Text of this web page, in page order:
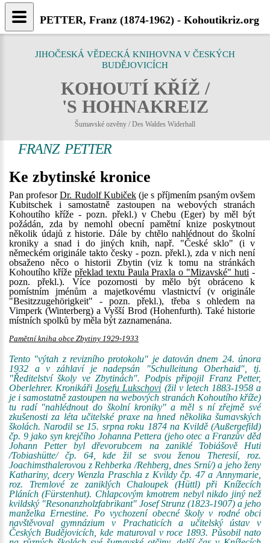
JIHOČESKÁ VĚDECKÁ KNIHOVNA V ČESKÝCH
BUDĚJOVICÍCH
KOHOUTÍ KŘÍŽ /
'S HOHNAKREIZ
Šumavské ozvěny / Des Waldes Widerhall
FRANZ PETTER
Ke zbytinské kronice
Pan profesorDr. Rudolf Kubiček(je s příjmením psaným ovšem
Kubitschek i samostatně zastoupen na webových stranách
Kohoutího kříže - pozn. překl.) v Chebu (Eger) by měl být
požádán, zda by nemohl obecní pamětní knize poskytnout
několik údajů z historie. Dále by chtělo nahlédnout do školní
kroniky a snad i do jiných knih, např. "České sklo" (i v
německém originále takto česky - pozn. překl.), zda v nich není
obsaženo něco o historii Zbytin (viz k tomu na stránkách
Kohoutího kříže překlad textu Paula Praxla o "Mizavské" huti -
pozn. překl.). Více pozornosti by mělo být obráceno k
pomístním jménům a majetkovému vlastnictví (v originále
"Besitzzugehörigkeit" - pozn. překl.), třeba s ohledem na
Vimperk (Winterberg) a Vyšší Brod (Hohenfurth). Také historie
místních spolků by měla být zaznamenána.
Pamětní kniha obce Zbytiny 1929-1933
Tento "výtah z revizního protokolu" je datován dnem 24. února
1932 a v záhlaví je nadepsán "Schulleitung Oberhaid", tj.
"Ředitelství školy ve Zbytinách". Podpis připojil Franz Petter,
Oberlehrer. KronikářiJosefu Lukschovi (žil v letech 1883-1958 a
je i samostatně zastoupen na webových stranách Kohoutího kříže)
tu radí "nahlédnout do školní kroniky" a měl s ní zřejmě své
zkušenosti za léta učitelské praxe na hned několika šumavských
školách. Narodil se 15. srpna roku 1874 na Kvildě (Außergefild)
čp. 9 jako syn krejčího Johanna Pettera (jeho otec a Franzův děd
Johann Petter byl dřevorubcem na zaniklé Tobiášově Huti
/Tobiashütte/ čp. 64, kde žil se svou ženou Theresií, roz.
Joachimsthalerovou z Rehberka /Rehberg, dnes Srní/) a jeho ženy
Kathariny, dcery Wenzla Praschla z Kvildy čp. 47 a Annymarie,
roz. Tremlové ze zaniklých Chaloupek (Hüttl) při Knížecích
Pláních (Fürstenhut). Chlapcovým kmotrem nebyl nikdo jiný než
kvildský "Resonanzholzfabrikant" Josef Strunz (1823-1907) a jeho
manželka Ernestine. Po vychození obecné školy v rodné obci
navštěvoval gymnázium v Prachaticích a učitelský ústav v
Českých Budějovicích, kde maturoval v roce 1893. Působil nato
PETTER, Franz (1874-1962) - Kohoutikriz.org